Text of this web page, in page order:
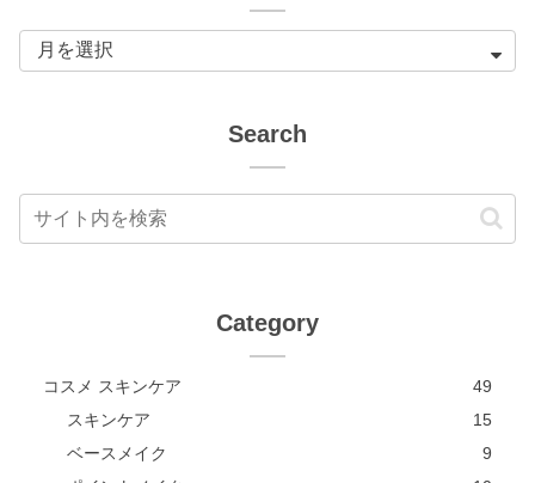
Search
Category
コスメ スキンケア
49
スキンケア
15
ベースメイク
9